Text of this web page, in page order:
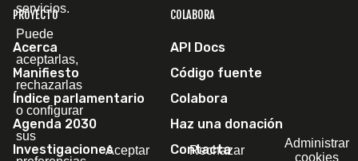
PROYECTO
Acerca
Manifiesto
Índice parlamentario
Agenda 2030
Investigaciones
COLABORA
API Docs
Código fuente
Colabora
Haz una donación
Contacta
servicios.
Puede
aceptarlas,
rechazarlas
o configurar
sus
Aceptar Rechazar
Administrar
cookies